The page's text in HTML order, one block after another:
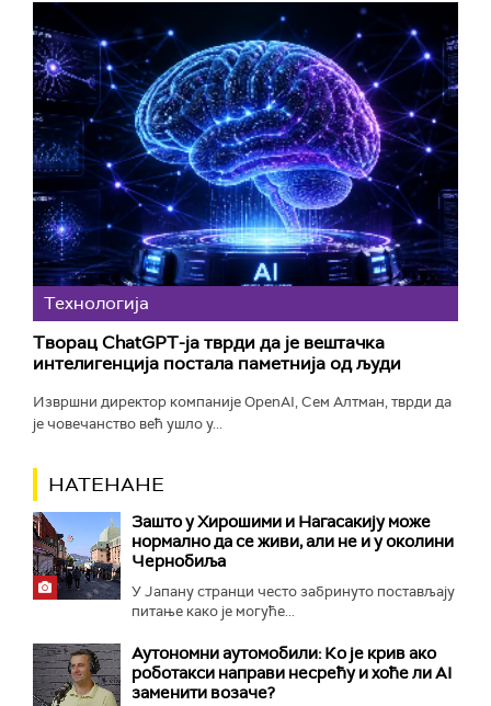
Технологијa
Творац ChatGPT-ја тврди да је вештачка
интелигенција постала паметнија од људи
Извршни директор компаније OpenAI, Сем Алтман, тврди да
је човечанство већ ушло у...
НАТЕНАНЕ
Зашто у Хирошими и Нагасакију може
нормално да се живи, али не и у околини
Чернобиља
У Јапану странци често забринуто постављају
питање како је могуће...
Аутономни аутомобили: Ко је крив ако
роботакси направи несрећу и хоће ли AI
заменити возаче?